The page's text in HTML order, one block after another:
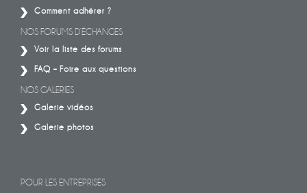
Comment adhérer ?
NOS FORUMS D’ÉCHANGES
Voir la liste des forums
FAQ – Foire aux questions
NOS GALERIES
Galerie vidéos
Galerie photos
POUR LES ENTREPRISES